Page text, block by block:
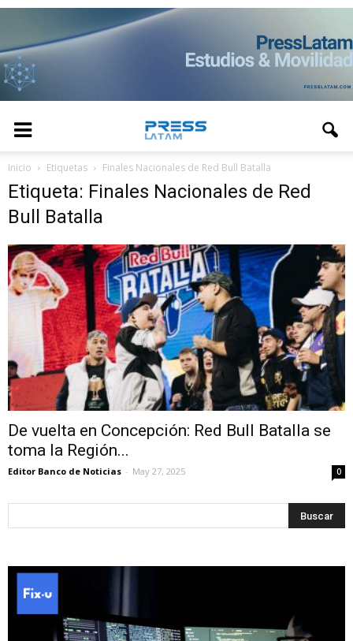
Inicio Etiquetas Finales Nacionales de Red Bull Batalla
Etiqueta: Finales Nacionales de Red
Bull Batalla
De vuelta en Concepción: Red Bull Batalla se
toma la Región...
Editor Banco de Noticias - May 27, 2025 0